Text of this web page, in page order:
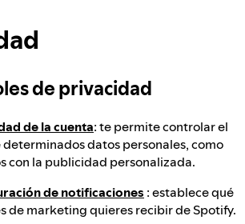
electoral en Spotify
enfoque ante contenido peligroso o
enfoque ante el extremismo violento
de privacidad
de la cuenta: te permite controlar el
datos personales, como
con la publicidad personalizada.
de notificaciones : establece qué
de marketing quieres recibir de Spotify.